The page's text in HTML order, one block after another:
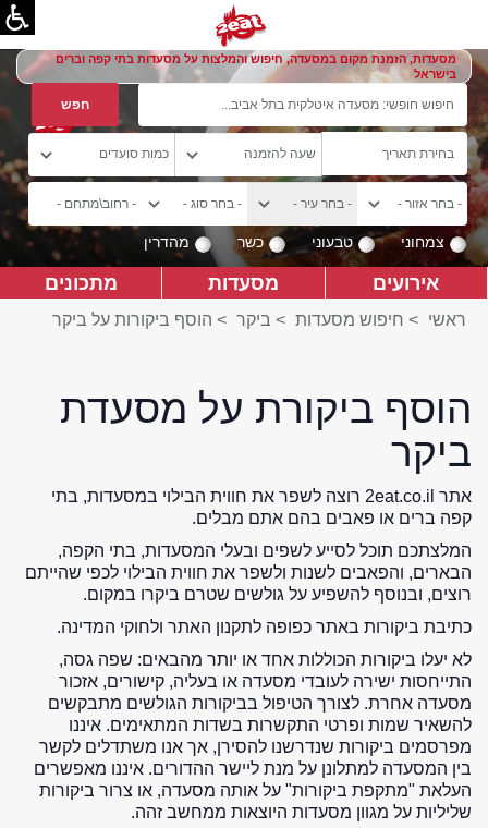
מסעדות, הזמנת מקום במסעדה, חיפוש והמלצות על מסעדות בתי קפה וברים
בישראל
צמחוני טבעוני כשר מהדרין
אירועים מסעדות מתכונים
ראשי > חיפוש מסעדות > ביקר > הוסף ביקורות על ביקר
הוסף ביקורת על מסעדת
ביקר
אתר 2eat.co.il רוצה לשפר את חווית הבילוי במסעדות, בתי
קפה ברים או פאבים בהם אתם מבלים.
המלצתכם תוכל לסייע לשפים ובעלי המסעדות, בתי הקפה,
הבארים, והפאבים לשנות ולשפר את חווית הבילוי לכפי שהייתם
רוצים, ובנוסף להשפיע על גולשים שטרם ביקרו במקום.
כתיבת ביקורות באתר כפופה לתקנון האתר ולחוקי המדינה.
לא יעלו ביקורות הכוללות אחד או יותר מהבאים: שפה גסה,
התייחסות ישירה לעובדי מסעדה או בעליה, קישורים, אזכור
מסעדה אחרת. לצורך הטיפול בביקורות הגולשים מתבקשים
להשאיר שמות ופרטי התקשרות בשדות המתאימים. איננו
מפרסמים ביקורות שנדרשנו להסירן, אך אנו משתדלים לקשר
בין המסעדה למתלונן על מנת ליישר ההדורים. איננו מאפשרים
העלאת "מתקפת ביקורות" על אותה מסעדה, או צרור ביקורות
שליליות על מגוון מסעדות היוצאות ממחשב זהה.